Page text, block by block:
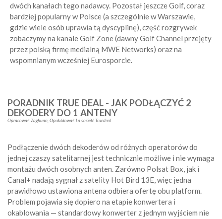
dwóch kanałach tego nadawcy. Pozostał jeszcze Golf, coraz
bardziej popularny w Polsce (a szczególnie w Warszawie,
gdzie wiele osób uprawia tą dyscyplinę), część rozgrywek
zobaczymy na kanale Golf Zone (dawny Golf Channel przejęty
przez polską firmę medialną MWE Networks) oraz na
wspomnianym wcześniej Eurosporcie.
PORADNIK TRUE DEAL - JAK PODŁĄCZYĆ 2
DEKODERY DO 1 ANTENY
Opracował: Zaghuan Opublikował:La société Truedeal
Podłączenie dwóch dekoderów od różnych operatorów do
jednej czaszy satelitarnej jest technicznie możliwe i nie wymaga
montażu dwóch osobnych anten. Zarówno Polsat Box, jak i
Canal+ nadają sygnał z satelity Hot Bird 13E, więc jedna
prawidłowo ustawiona antena odbiera ofertę obu platform.
Problem pojawia się dopiero na etapie konwertera i
okablowania — standardowy konwerter z jednym wyjściem nie